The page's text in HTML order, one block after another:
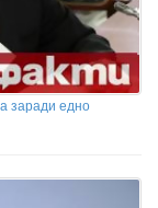
заради едно